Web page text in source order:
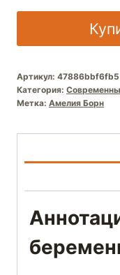
Артикул: 47886bbf6fb5
Категория:
Метка: Амелия Борн